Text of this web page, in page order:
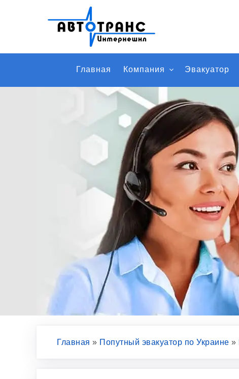
Главная Компания Эвакуатор
Главная » Попутный эвакуатор по Украине »